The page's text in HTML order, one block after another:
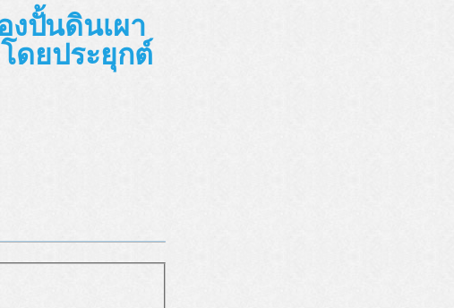
ปั้นดินเผา
ดยประยุกต์